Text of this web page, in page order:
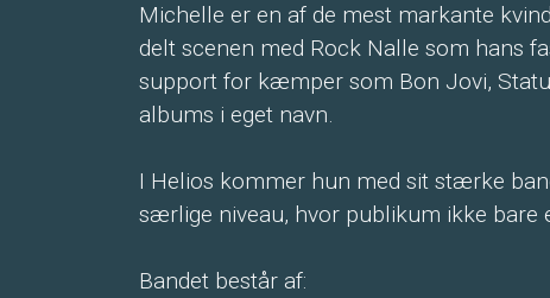
Michelle er en af de mest markante
delt scenen med Rock Nalle som hans
support for kæmper som Bon Jovi,
albums i eget navn.
I Helios kommer hun med sit stærke
særlige niveau, hvor publikum ikke bare
Bandet består af: